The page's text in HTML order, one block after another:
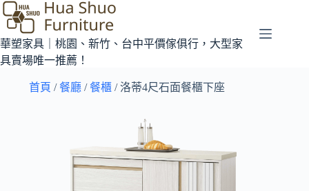
華塑家具｜桃園、新竹、台中平價傢俱行，大型家
具賣場唯一推薦！
首頁 /餐廳/餐櫃/ 洛蒂4尺石面餐櫃下座